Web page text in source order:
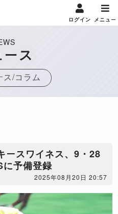
ログイン メニュー
ス
ス/コラム
ースワイネス、9・28
に予備登録
2025年08月20日 20:57